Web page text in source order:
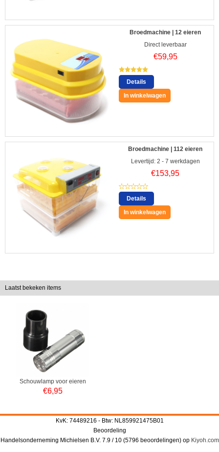
Broedmachine | 12 eieren
Direct leverbaar
€59,95
Details
In winkelwagen
Broedmachine | 112 eieren
Levertijd: 2 - 7 werkdagen
€153,95
Details
In winkelwagen
Laatst bekeken items
Schouwlamp voor eieren
€6,95
KvK: 74489216 - Btw: NL859921475B01
Beoordeling
Handelsonderneming Michielsen B.V. 7.9/ 10(5796 beoordelingen) op Kiyoh.com